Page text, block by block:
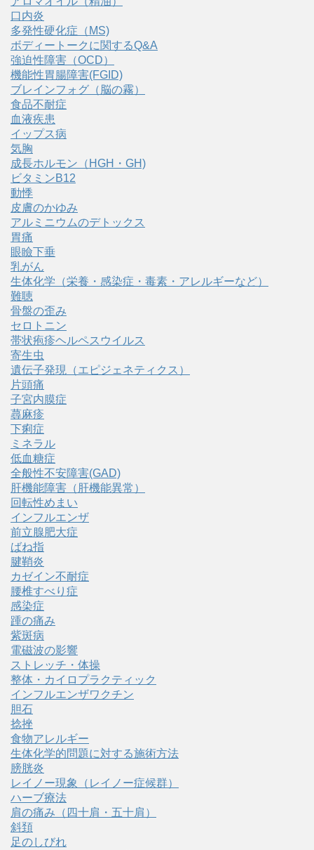
口内炎
多発性硬化症（MS)
ボディートークに関するQ&A
強迫性障害（OCD）
機能性胃腸障害(FGID)
ブレインフォグ（脳の霧）
食品不耐症
血液疾患
イップス病
気胸
成長ホルモン（HGH・GH)
ビタミンB12
動悸
皮膚のかゆみ
アルミニウムのデトックス
胃痛
眼瞼下垂
乳がん
生体化学（栄養・感染症・毒素・アレルギーなど）
難聴
骨盤の歪み
セロトニン
帯状疱疹ヘルペスウイルス
寄生虫
遺伝子発現（エピジェネティクス）
片頭痛
子宮内膜症
蕁麻疹
下痢症
ミネラル
低血糖症
全般性不安障害(GAD)
肝機能障害（肝機能異常）
回転性めまい
インフルエンザ
前立腺肥大症
ばね指
腱鞘炎
カゼイン不耐症
腰椎すべり症
感染症
踵の痛み
紫斑病
電磁波の影響
ストレッチ・体操
整体・カイロプラクティック
インフルエンザワクチン
胆石
捻挫
食物アレルギー
生体化学的問題に対する施術方法
膀胱炎
レイノー現象（レイノー症候群）
ハーブ療法
肩の痛み（四十肩・五十肩）
斜頚
足のしびれ